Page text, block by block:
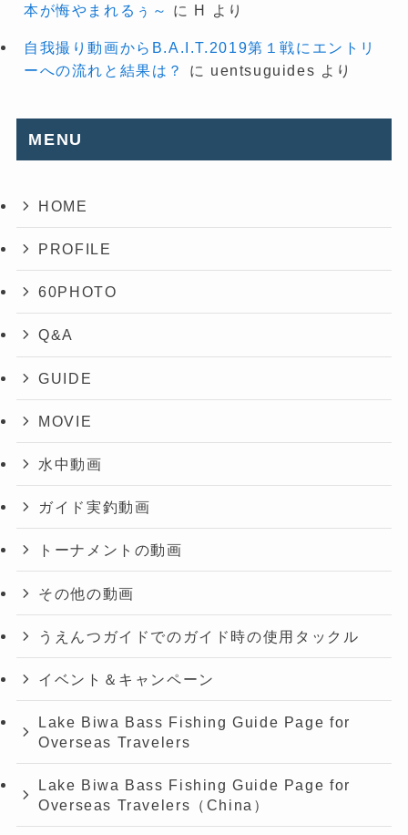
本が悔やまれるぅ～
に H より
自我撮り動画からB.A.I.T.2019第１戦にエントリ
ーへの流れと結果は？
に uentsuguides より
MENU
HOME
PROFILE
60PHOTO
Q&A
GUIDE
MOVIE
水中動画
ガイド実釣動画
トーナメントの動画
その他の動画
うえんつガイドでのガイド時の使用タックル
イベント＆キャンペーン
Lake Biwa Bass Fishing Guide Page for
Overseas Travelers
Lake Biwa Bass Fishing Guide Page for
Overseas Travelers（China）